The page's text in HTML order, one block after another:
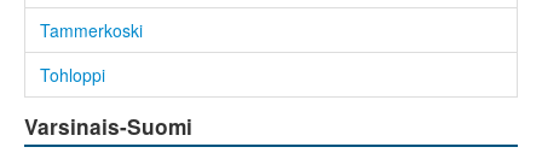
Tammerkoski
Tohloppi
Varsinais-Suomi